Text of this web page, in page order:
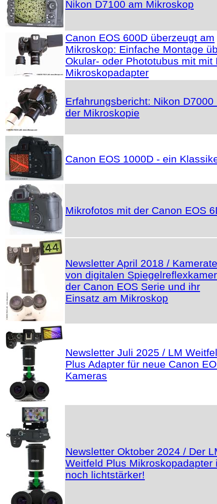
Nikon D7100 am Mikroskop
Canon EOS 600D überzeugt am
Mikroskop: Einfache Montage
Okular- oder Phototubus mit mit
Mikroskopadapter
Erfahrungsbericht: Nikon D7000
der Mikroskopie
Canon EOS 1000D - ein
Mikrofotos mit der Canon EOS
Newsletter April 2018 /
von digitalen
der Canon EOS Serie und ihr
Einsatz am Mikroskop
Newsletter Juli 2025 / LM
Plus Adapter für neue Canon
Kameras
Newsletter Oktober 2024 / Der
Weitfeld Plus Mikroskopadapter
noch lichtstärker!